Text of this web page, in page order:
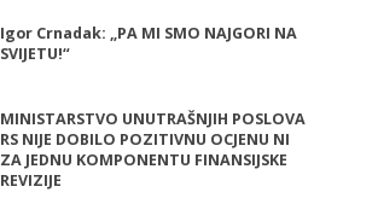
Igor Crnadak: „PA MI SMO NAJGORI NA
SVIJETU!“
MINISTARSTVO UNUTRAŠNJIH POSLOVA
RS NIJE DOBILO POZITIVNU OCJENU NI
ZA JEDNU KOMPONENTU FINANSIJSKE
REVIZIJE